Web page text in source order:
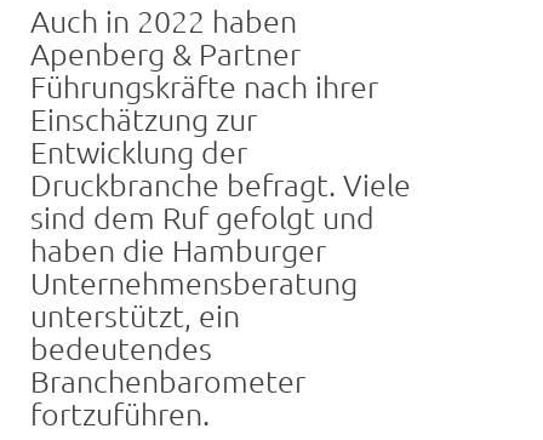
Auch in 2022 haben
Apenberg & Partner
Führungskräfte nach ihrer
Einschätzung zur
Entwicklung der
Druckbranche befragt. Viele
sind dem Ruf gefolgt und
haben die Hamburger
Unternehmensberatung
unterstützt, ein
bedeutendes
Branchenbarometer
fortzuführen.